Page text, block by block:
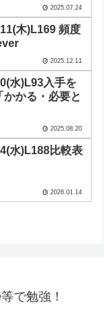
2025.07.24
木)L169 頻度
2025.12.11
水)L93入手を
かる・必要と
2025.08.20
水)L188比較表
2026.01.14
で勉強！